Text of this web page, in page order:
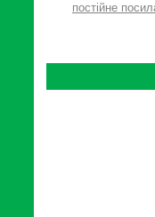
постійне